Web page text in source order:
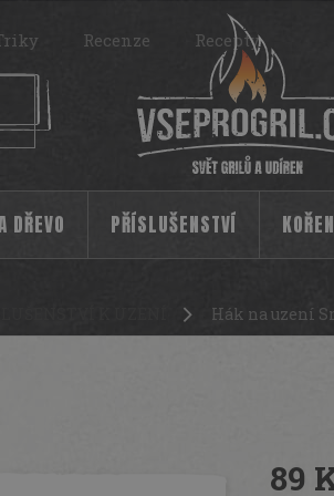
Recenze Recepty
DŘEVO PŘÍSLUŠENSTVÍ
Hák na uzení
89